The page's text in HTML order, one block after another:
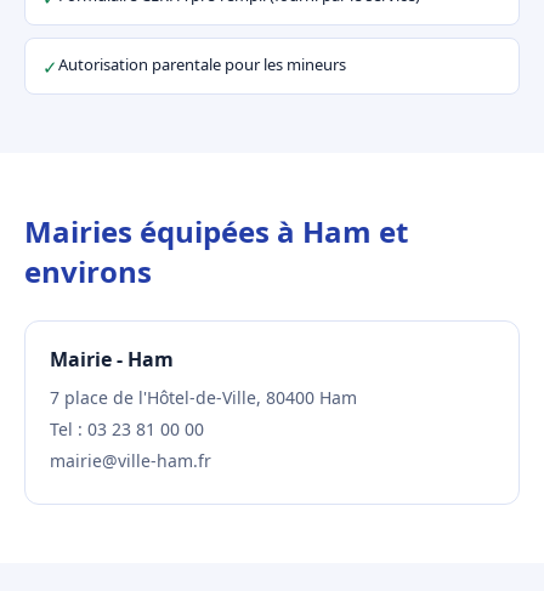
✓Autorisation parentale pour les mineurs
Mairies équipées à Ham et
environs
Mairie - Ham
7 place de l'Hôtel-de-Ville, 80400 Ham
Tel : 03 23 81 00 00
mairie@ville-ham.fr